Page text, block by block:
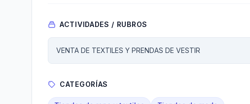
ACTIVIDADES / RUBROS
VENTA DE TEXTILES Y PRENDAS DE VESTIR
CATEGORÍAS